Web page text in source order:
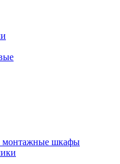
монтажные шкафы